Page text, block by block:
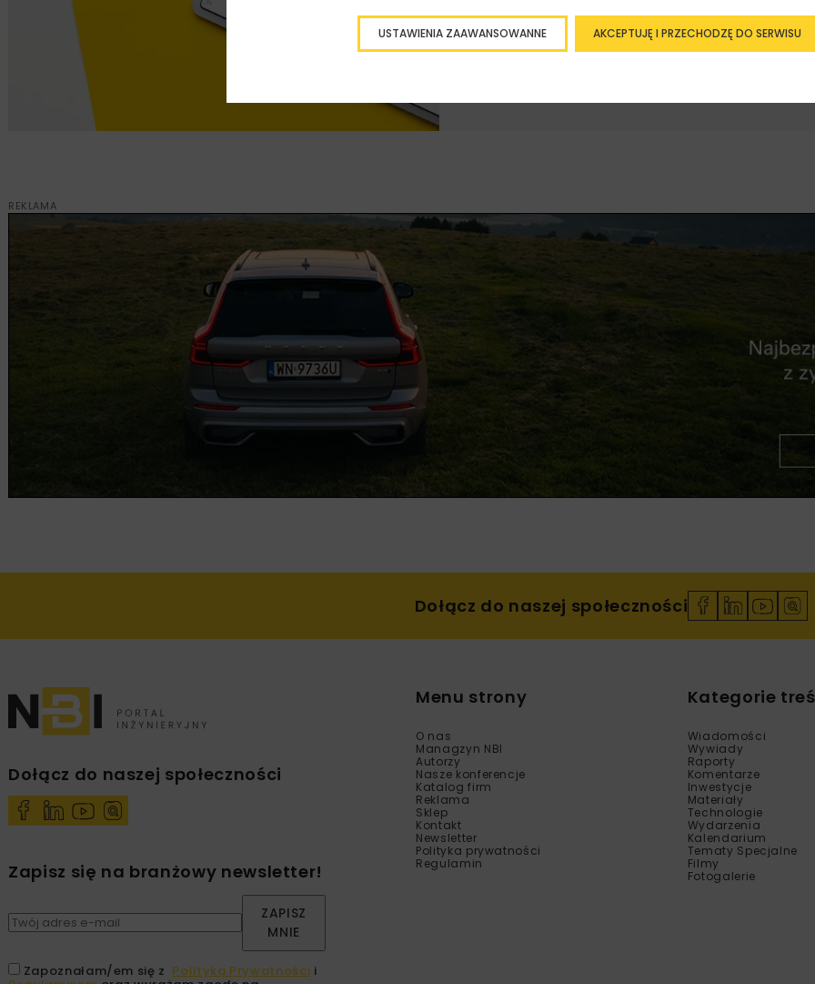
REKLAMA
Dołącz do naszej społeczności
Dołącz do naszej społeczności
Zapisz się na branżowy newsletter!
ZAPISZ
MNIE
Zapoznałam/em się z Polityką Prywatności i
Menu strony
O nas
Managzyn NBI
Autorzy
Nasze konferencje
Katalog firm
Reklama
Sklep
Kontakt
Newsletter
Polityka prywatności
Regulamin
Kategorie
Wiadomości
Wywiady
Raporty
Komentarze
Inwestycje
Materiały
Technologie
Wydarzenia
Kalendarium
Tematy Specjalne
Filmy
Fotogalerie
AKCEPTUJĘ I PRZECHODZĘ DO SERWISU
USTAWIENIA ZAAWANSOWANNE